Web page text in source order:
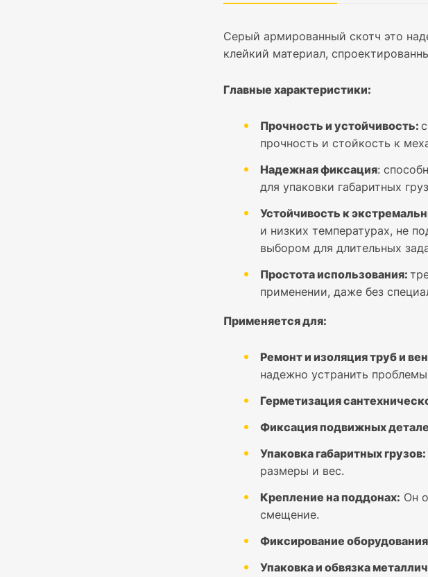
Серый армированный скотч это
клейкий материал,
Главные характеристики:
Прочность и устойчивость:
прочность и стойкость к
Надежная фиксация:
для упаковки габаритных
Устойчивость к
и низких температурах, не
выбором для длительных
Простота использования:
применении, даже без
Применяется для:
Ремонт и изоляция труб и
надежно устранить
Герметизация
Фиксация подвижных
Упаковка габаритных грузов:
размеры и вес.
Крепление на поддонах: Он
смещение.
Фиксирование
Упаковка и обвязка